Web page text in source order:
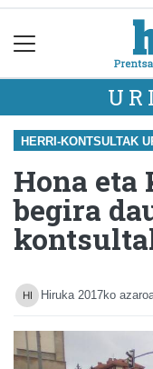
HERRI-KONTSULTAK
Hona
begira
Hiruka 2017ko